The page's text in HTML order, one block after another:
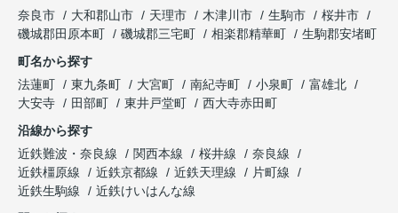
奈良市
大和郡山市 天理市 木津川市 生駒市
桜井市
磯城郡田原本町
磯城郡三宅町 相楽郡精華町
生駒郡安堵町
町名から探す
法蓮町
東九条町 大宮町 南紀寺町 小泉町
富雄北
大安寺
田部町 東井戸堂町
西大寺赤田町
沿線から探す
近鉄難波・奈良線
関西本線 桜井線
奈良線
近鉄橿原線
近鉄京都線 近鉄天理線
片町線
近鉄生駒線
近鉄けいはんな線